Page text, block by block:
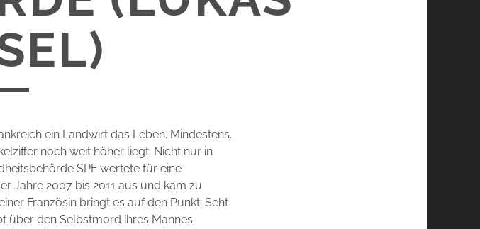
ein Landwirt das Leben. Mindestens.
noch weit höher liegt. Nicht nur in
SPF wertete für eine
Jahre 2007 bis 2011 aus und kam zu
Französin bringt es auf den Punkt: Seht
über den Selbstmord ihres Mannes